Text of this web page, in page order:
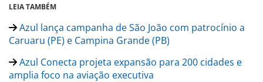
LEIA TAMBÉM
Azul lança campanha de São João com patrocínio a
Caruaru (PE) e Campina Grande (PB)
Azul Conecta projeta expansão para 200 cidades e
amplia foco na aviação executiva